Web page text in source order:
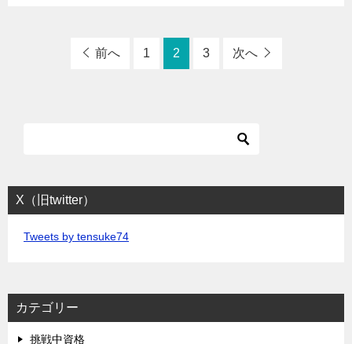
前へ 1 2 3 次へ
X（旧twitter）
Tweets by tensuke74
カテゴリー
挑戦中資格